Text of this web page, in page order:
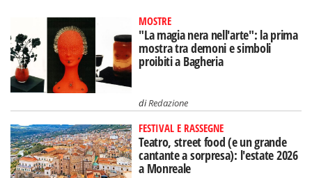
MOSTRE
"La magia nera nell'arte": la prima
mostra tra demoni e simboli
proibiti a Bagheria
diRedazione
FESTIVAL E RASSEGNE
Teatro, street food (e un grande
cantante a sorpresa): l'estate 2026
a Monreale